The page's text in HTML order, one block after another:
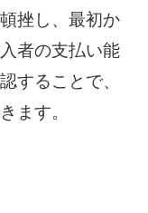
挫し、最初か
者の支払い能
することで、
ます。